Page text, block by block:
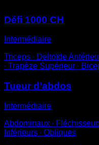
Défi 1000 CH
Intermédiaire
Triceps ∙ Deltoïde
∙ Trapèze Supérieur ∙
Tueur d’abdos
Intermédiaire
Abdominaux ∙
Inférieurs ∙ Obliques